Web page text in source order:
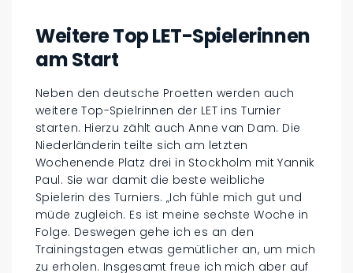
Weitere Top LET-Spielerinnen
am Start
Neben den deutsche Proetten werden auch
weitere Top-Spielrinnen der LET ins Turnier
starten. Hierzu zählt auch Anne van Dam. Die
Niederländerin teilte sich am letzten
Wochenende Platz drei in Stockholm mit Yannik
Paul. Sie war damit die beste weibliche
Spielerin des Turniers. „Ich fühle mich gut und
müde zugleich. Es ist meine sechste Woche in
Folge. Deswegen gehe ich es an den
Trainingstagen etwas gemütlicher an, um mich
zu erholen. Insgesamt freue ich mich aber auf